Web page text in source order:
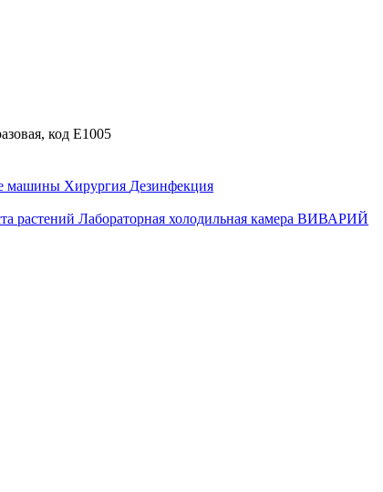
код Е1005
машины Хирургия Дезинфекция
растений Лабораторная холодильная камера ВИВАРИЙ